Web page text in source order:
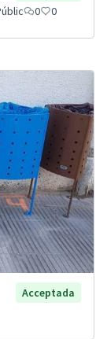
0 0
Acceptada